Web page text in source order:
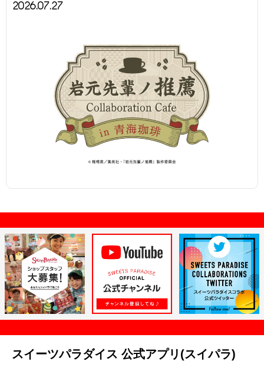
2026.07.27
スイーツパラダイス 公式アプリ(スイパラ)